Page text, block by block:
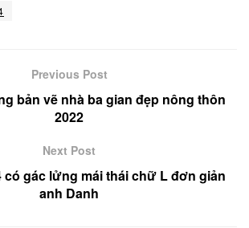
Previous Post
bản vẽ nhà ba gian đẹp nông thôn
2022
Next Post
có gác lửng mái thái chữ L đơn giản
anh Danh